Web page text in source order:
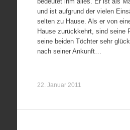
und ist aufgrund der vielen
selten zu Hause. Als er von
Hause zurückkehrt, sind seine
seine beiden Töchter sehr
nach seiner Ankunft…
22. Januar 2011